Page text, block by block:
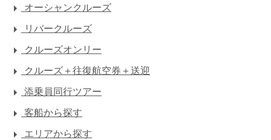
オーシャンクルーズ
リバークルーズ
クルーズオンリー
クルーズ＋往復航空券＋送迎
添乗員同行ツアー
客船から探す
エリアから探す